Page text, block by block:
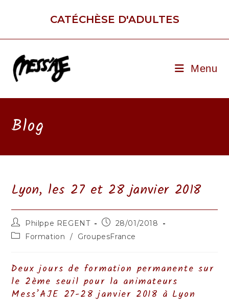
CATÉCHÈSE D'ADULTES
Menu
Blog
Lyon, les 27 et 28 janvier 2018
Auteur/autrice
de
la
Philppe REGENT
Publication
publiée :
28/01/2018
PostFormation / GroupesFrance
Deux jours de formation permanente sur
le 2ème seuil pour la animateurs
Mess’AJE 27-28 janvier 2018 à Lyon